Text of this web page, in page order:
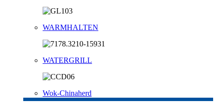
WARMHALTEN
WATERGRILL
Wok-Chinaherd